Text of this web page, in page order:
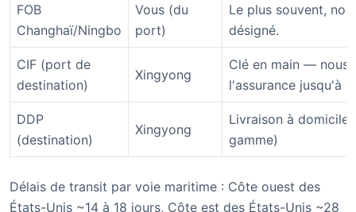
FOB
Changhaï/Ningbo
Vous (du
port)
Le plus souvent,
désigné.
CIF (port de
destination)
Xingyong
Clé en main — nous
l'assurance jusqu'à
DDP
(destination)
Xingyong
Livraison à
gamme)
Délais de transit par voie maritime : Côte ouest des
États-Unis ~14 à 18 jours, Côte est des États-Unis ~28